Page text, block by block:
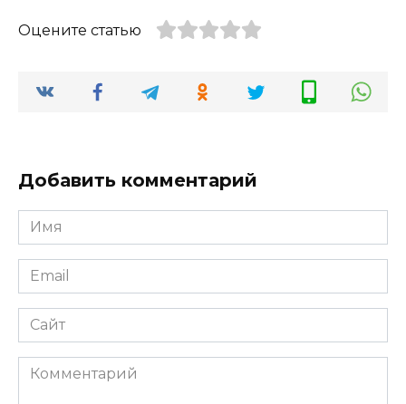
Оцените статью
Добавить комментарий
Имя
*
Email
*
Сайт
Комментарий